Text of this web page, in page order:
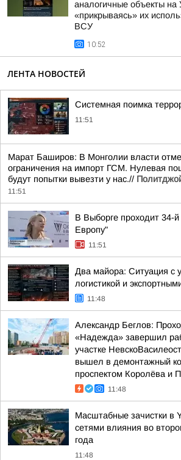
аналогичные объекты на
«прикрываясь» их
ВСУ
10:52
ЛЕНТА НОВОСТЕЙ
Системная поимка
11:51
Марат Баширов: В Монголии власти
ограничения на импорт ГСМ. Нулевая
будут попытки вывезти у нас.//
11:51
В Выборге проходит 34-
Европу"
11:51
Два майора: Ситуация с
логистикой и
11:48
Александр Беглов:
«Надежда» завершил
участке
вышел в демонтажный
проспектом Королёва и
11:48
Масштабные зачистки в
сетями влияния во
года
11:48